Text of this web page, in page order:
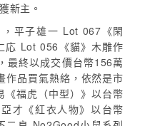
新主。
平子雄一 Lot 067《閑
応 Lot 056《貓》木雕作
最終以成交價台幣156萬
作品買氣熱絡，依然是市
福虎（中型）》以台幣
才《紅衣人物》以台幣